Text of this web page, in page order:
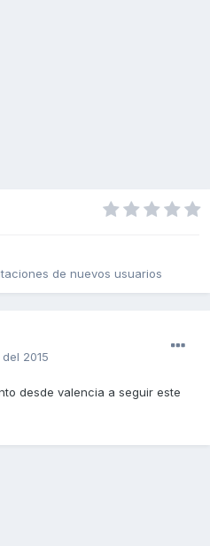
de nuevos usuarios
2015
desde valencia a seguir este